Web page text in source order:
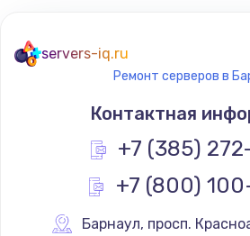
Замена
1200 руб.
Заказать
Замена реле
servers-iq.ru
Ремонт серверов в
Контактная
+7 (385)
+7 (800)
Барнаул, просп.